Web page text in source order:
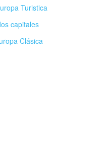
Turistica
capitales
Clásica